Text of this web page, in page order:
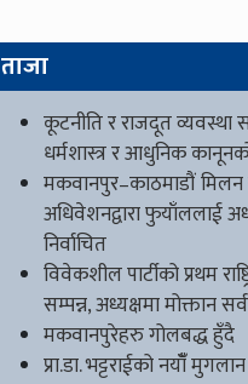
ताजा
कूटनीति र राजदूत व्यवस्था
धर्मशास्त्र र आधुनिक
मकवानपुर–काठमाडौं
अधिवेशनद्वारा फुयाँललाई
निर्वाचित
विवेकशील पार्टीको प्रथम
सम्पन्न, अध्यक्षमा मोक्तान
मकवानपुरेहरु गोलबद्ध हुँदै
प्रा.डा. भट्टराईको नयाँँ